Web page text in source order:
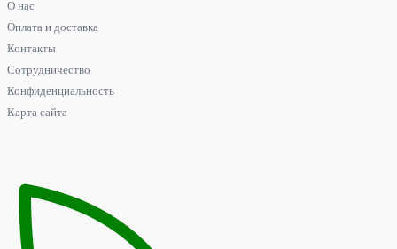
О нас
Оплата и доставка
Контакты
Сотрудничество
Конфиденциальность
Карта сайта